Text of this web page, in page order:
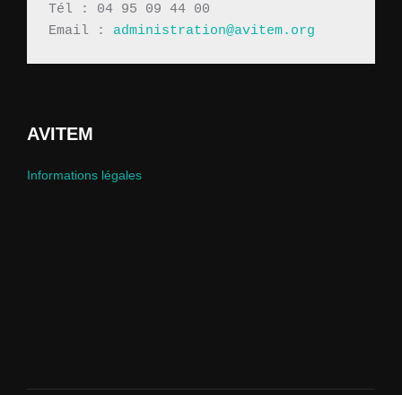
Tél : 04 95 09 44 00
Email : administration@avitem.org
AVITEM
Informations légales